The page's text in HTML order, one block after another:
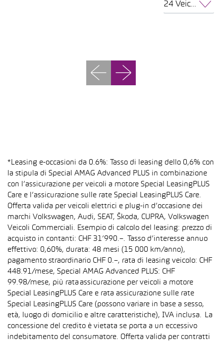
24 Veicoli per pagina
*Leasing e-occasioni da 0.6%: Tasso di leasing dello 0,6% con
la stipula di Special AMAG Advanced PLUS in combinazione
con l’assicurazione per veicoli a motore Special LeasingPLUS
Care e l’assicurazione sulle rate Special LeasingPLUS Care.
Offerta valida per veicoli elettrici e plug-in d’occasione dei
marchi Volkswagen, Audi, SEAT, Škoda, CUPRA, Volkswagen
Veicoli Commerciali. Esempio di calcolo del leasing: prezzo di
acquisto in contanti: CHF 31’990.–. Tasso d’interesse annuo
effettivo: 0,60%, durata: 48 mesi (15 000 km/anno),
pagamento straordinario CHF 0.–, rata di leasing veicolo: CHF
448.91/mese, Special AMAG Advanced PLUS: CHF
99.98/mese, più rata assicurazione per veicoli a motore
Special LeasingPLUS Care e rata assicurazione sulle rate
Special LeasingPLUS Care (possono variare in base a sesso,
età, luogo di domicilio e altre caratteristiche), IVA inclusa. La
concessione del credito è vietata se porta a un eccessivo
indebitamento del consumatore. Offerta valida per contratti